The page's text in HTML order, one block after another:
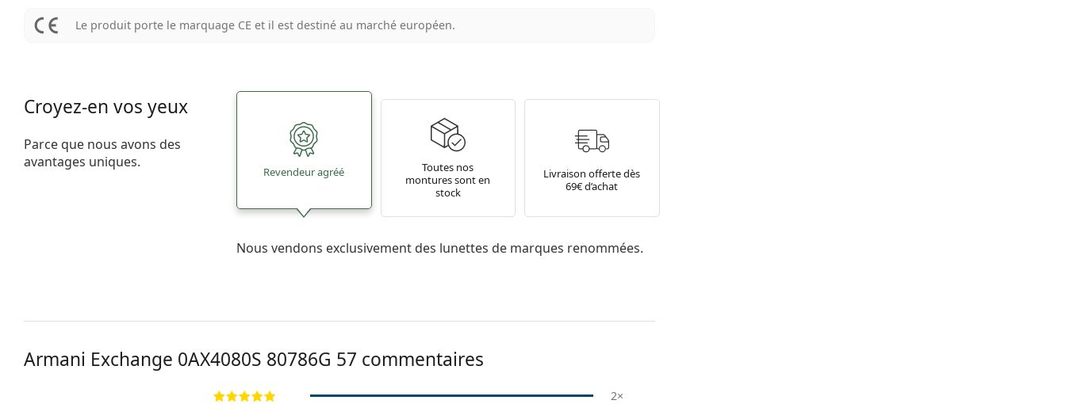
Le produit porte le marquage CE et il est destiné au marché européen.
Croyez-en vos yeux
Parce que nous avons des
avantages uniques.
Revendeur agréé
Toutes nos
montures sont en
stock
Livraison offerte dès
69€ d’achat
Nous vendons exclusivement des lunettes de marques renommées.
Armani Exchange 0AX4080S 80786G 57 commentaires
2×